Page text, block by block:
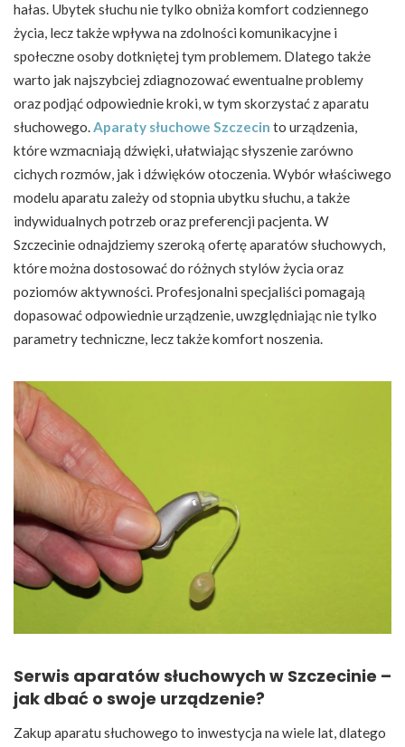
hałas. Ubytek słuchu nie tylko obniża komfort codziennego
życia, lecz także wpływa na zdolności komunikacyjne i
społeczne osoby dotkniętej tym problemem. Dlatego także
warto jak najszybciej zdiagnozować ewentualne problemy
oraz podjąć odpowiednie kroki, w tym skorzystać z aparatu
słuchowego.Aparaty słuchowe Szczecin to urządzenia,
które wzmacniają dźwięki, ułatwiając słyszenie zarówno
cichych rozmów, jak i dźwięków otoczenia. Wybór właściwego
modelu aparatu zależy od stopnia ubytku słuchu, a także
indywidualnych potrzeb oraz preferencji pacjenta. W
Szczecinie odnajdziemy szeroką ofertę aparatów słuchowych,
które można dostosować do różnych stylów życia oraz
poziomów aktywności. Profesjonalni specjaliści pomagają
dopasować odpowiednie urządzenie, uwzględniając nie tylko
parametry techniczne, lecz także komfort noszenia.
Serwis aparatów słuchowych w Szczecinie –
jak dbać o swoje urządzenie?
Zakup aparatu słuchowego to inwestycja na wiele lat, dlatego